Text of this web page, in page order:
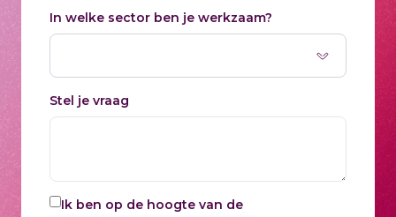
In welke sector ben je werkzaam?
Stel je vraag
Ik ben op de hoogte van de